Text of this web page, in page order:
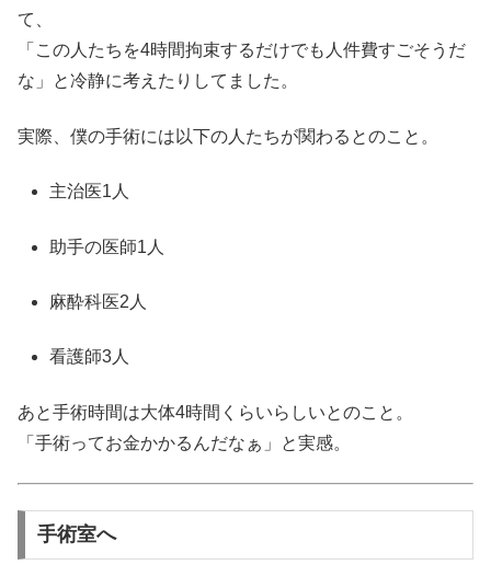
て、
「この人たちを4時間拘束するだけでも人件費すごそうだ
な」と冷静に考えたりしてました。
実際、僕の手術には以下の人たちが関わるとのこと。
主治医1人
助手の医師1人
麻酔科医2人
看護師3人
あと手術時間は大体4時間くらいらしいとのこと。
「手術ってお金かかるんだなぁ」と実感。
手術室へ